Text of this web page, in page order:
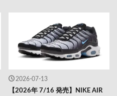
2026-07-13
【2026年 7/16 発売】NIKE AIR